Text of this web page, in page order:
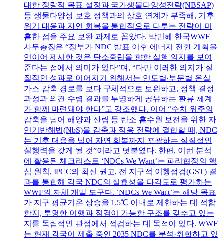
대한 정량적 목표 설정과 국가생물다양성전략(NBSAP)
등 생물다양성 보호 정책과의 상호 연계가 부족해, 기후
위기 대응과 자연 회복을 통합적으로 다루는 전략이 미
흡한 점을 주요 보완 과제로 꼽았다. 박민혜 한국WWF
사무총장은 “정부가 NDC 발표 이후 에너지 전환 계획을
연이어 제시한 것은 탄소중립을 향한 실행 의지를 보여
준다는 점에서 의미가 있다”며, “다만 이러한 의지가 실
질적인 성과로 이어지기 위해서는 연도별·부문별 온실
가스 감축 경로를 보다 구체적으로 보완하고, 정책 결정
과정과 의견 수렴 결과를 투명하게 공유하는 환류 체계
가 함께 마련돼야 한다”고 강조했다. 이어 “수치 위주의
감축을 넘어 해양과 산림 등 탄소 흡수원 보전을 위한 자
연기반해법(NbS)을 감축과 적응 전략에 결합할 때, NDC
는 기후 대응을 넘어 자연 회복까지 포괄하는 실질적인
실행력을 갖게 될 것”이라고 덧붙였다. 한편, 이번 분석
에 활용된 체크리스트 ‘NDCs We Want’는 파리협정의 핵
심 원칙, IPCC의 최신 권고, 전 지구적 이행점검(GST) 결
과를 통합해 각국 NDC의 실효성을 다각도로 평가하는
WWF의 자체 개발 도구다. ‘NDCs We Want’는 해당 목표
가 지구 평균기온 상승을 1.5℃ 이내로 제한하는 데 적합
한지, 투명한 이행과 점검이 가능한 구조를 갖추고 있는
지를 독립적인 관점에서 점검하는 데 목적이 있다. WWF
는 현재 각국이 제출 중인 2035 NDC를 분석·취합하고 있